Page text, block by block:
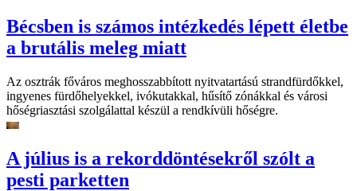
Bécsben is számos intézkedés lépett életbe
a brutális meleg miatt
Az osztrák főváros meghosszabbított nyitvatartású strandfürdőkkel,
ingyenes fürdőhelyekkel, ivókutakkal, hűsítő zónákkal és városi
hőségriasztási szolgálattal készül a rendkívüli hőségre.
A július is a rekorddöntésekről szólt a
pesti parketten